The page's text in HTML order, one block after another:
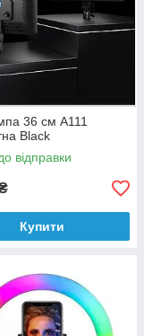
36 см A111
Black
відправки
Купити